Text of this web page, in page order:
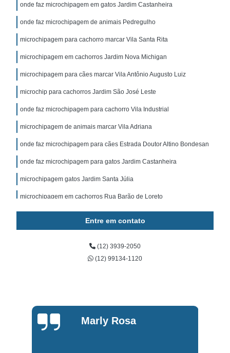
onde faz microchipagem em gatos Jardim Castanheira
onde faz microchipagem de animais Pedregulho
microchipagem para cachorro marcar Vila Santa Rita
microchipagem em cachorros Jardim Nova Michigan
microchipagem para cães marcar Vila Antônio Augusto Luiz
microchip para cachorros Jardim São José Leste
onde faz microchipagem para cachorro Vila Industrial
microchipagem de animais marcar Vila Adriana
onde faz microchipagem para cães Estrada Doutor Altino Bondesan
onde faz microchipagem para gatos Jardim Castanheira
microchipagem gatos Jardim Santa Júlia
microchipagem em cachorros Rua Barão de Loreto
microchip para cachorros marcar Jardim Ismênia
microchipagem para cachorro Centro
microchipagem em animais marcar Jardim Paraíso do Sol
microchipagem de animais Jardim Esplanada II
Entre em contato
(12) 3939-2050
(12) 99134-1120
Marly Rosa